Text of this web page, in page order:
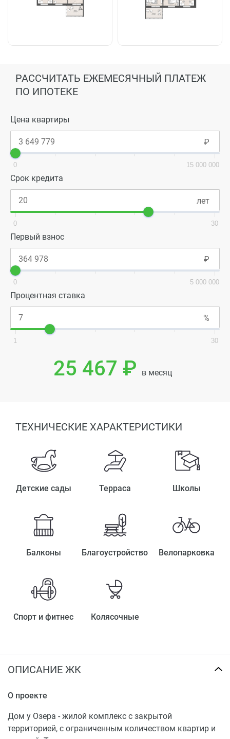
РАССЧИТАТЬ ЕЖЕМЕСЯЧНЫЙ ПЛАТЕЖ
ПО ИПОТЕКЕ
Цена квартиры
0 15 000 000
Срок кредита
0 30
Первый взнос
0 5 000 000
Процентная ставка
1 30
25 467 ₽ в месяц
ТЕХНИЧЕСКИЕ ХАРАКТЕРИСТИКИ
Детские сады Терраса Школы
Балконы Благоустройство Велопарковка
Спорт и фитнес Колясочные
ОПИСАНИЕ ЖК
О проекте
Дом у Озера - жилой комплекс с закрытой
территорией, с ограниченным количеством квартир и